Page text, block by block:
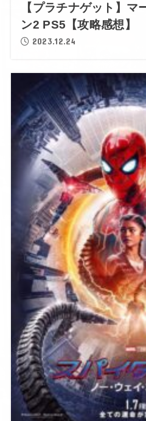
【プラチナゲット】マ
ン2 PS5【攻略感想】
2023.12.24